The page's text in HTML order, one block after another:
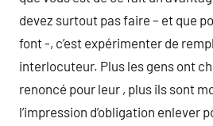
devez surtout pas faire – et que
font -, c’est expérimenter de
interlocuteur. Plus les gens ont
renoncé pour leur , plus ils sont
l’impression d’obligation enlever